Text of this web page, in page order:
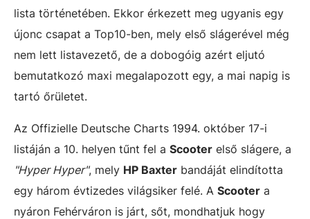
lista történetében. Ekkor érkezett meg ugyanis egy
újonc csapat a Top10-ben, mely első slágerével még
nem lett listavezető, de a dobogóig azért eljutó
bemutatkozó maxi megalapozott egy, a mai napig is
tartó őrületet.
Az Offizielle Deutsche Charts 1994. október 17-i
listáján a 10. helyen tűnt fel a Scooter első slágere, a
"Hyper Hyper", mely HP Baxter bandáját elindította
egy három évtizedes világsiker felé. A Scooter a
nyáron Fehérváron is járt, sőt, mondhatjuk hogy